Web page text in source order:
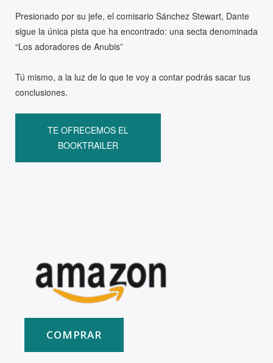
Presionado por su jefe, el comisario Sánchez Stewart, Dante
sigue la única pista que ha encontrado: una secta denominada
“Los adoradores de Anubis”
Tú mismo, a la luz de lo que te voy a contar podrás sacar tus
conclusiones.
TE OFRECEMOS EL
BOOKTRAILER
COMPRAR